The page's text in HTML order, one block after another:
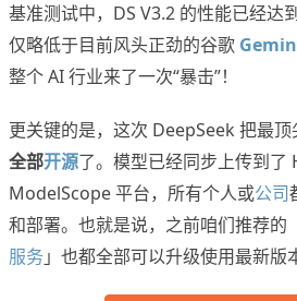
基准测试中，DS V3.2 的性能已经达
仅略低于目前风头正劲的谷歌
整个 AI 行业来了一次“暴击”！
更关键的是，这次 DeepSeek 把最
全部开源了。模型已经同步上传到了
ModelScope 平台，所有个人或公司
和部署。也就是说，之前咱们推荐的
服务 」也都全部可以升级使用最新版